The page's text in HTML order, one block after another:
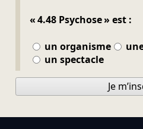
« 4.48 Psychose » est :
un organisme
un spectacle
Je